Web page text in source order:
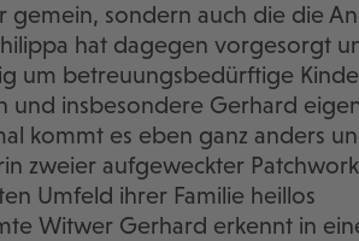
gemein, sondern auch die die
hat dagegen vorgesorgt
um betreuungsbedürftige
und insbesondere Gerhard
kommt es eben ganz anders
zweier aufgeweckter
Umfeld ihrer Familie heillos
Witwer Gerhard erkennt in